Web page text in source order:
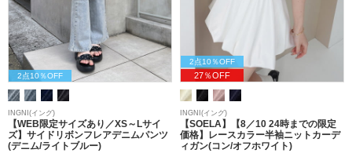
2点10％OFF
INGNI(イング)
【WEB限定サイズあり／XS～Lサイ
ズ】サイドリボンフレアデニムパンツ
(デニム/ライトブルー)
2点10％OFF
27％OFF
INGNI(イング)
【SOELA】【8／10 24時までの限定
価格】レースカラー半袖ニットカーデ
ィガン(コン/オフホワイト)